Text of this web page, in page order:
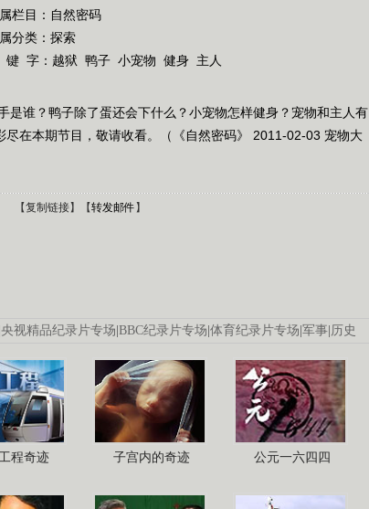
栏目： 自然密码
分类：探索
键 字： 越狱 鸭子 小宠物 健身 主人
是谁？鸭子除了蛋还会下什么？小宠物怎样健身？宠物和主人有
尽在本期节目，敬请收看。（《自然密码》 2011-02-03 宠物大
【复制链接】【转发邮件】
央视精品纪录片专场|BBC纪录片专场|体育纪录片专场|军事| 历史
程奇迹 子宫内的奇迹 公元一六四四